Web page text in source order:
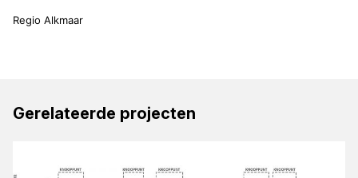
Regio Alkmaar
Gerelateerde projecten